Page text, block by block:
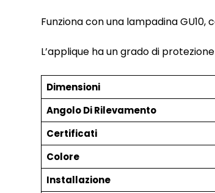
Funziona con una lampadina
L’applique ha un grado di
Dimensioni
Angolo Di Rilevamento
Certificati
Colore
Installazione